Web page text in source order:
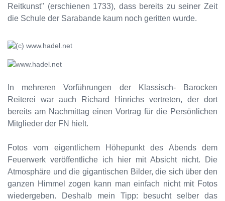
Reitkunst" (erschienen 1733), dass bereits zu seiner Zeit
die Schule der Sarabande kaum noch geritten wurde.
In mehreren Vorführungen der Klassisch- Barocken
Reiterei war auch Richard Hinrichs vertreten, der dort
bereits am Nachmittag einen Vortrag für die Persönlichen
Mitglieder der FN hielt.
Fotos vom eigentlichem Höhepunkt des Abends dem
Feuerwerk veröffentliche ich hier mit Absicht nicht. Die
Atmosphäre und die gigantischen Bilder, die sich über den
ganzen Himmel zogen kann man einfach nicht mit Fotos
wiedergeben. Deshalb mein Tipp: besucht selber das